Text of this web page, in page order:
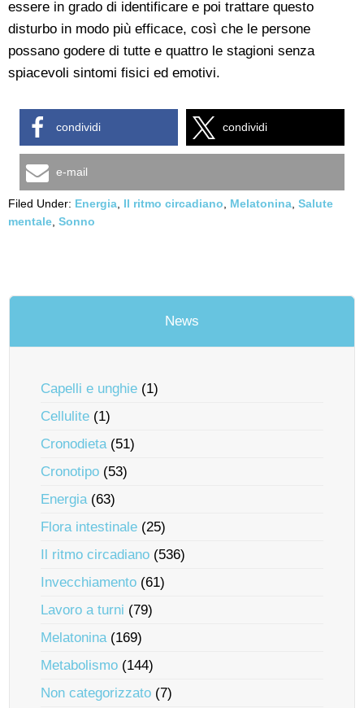
essere in grado di identificare e poi trattare questo
disturbo in modo più efficace, così che le persone
possano godere di tutte e quattro le stagioni senza
spiacevoli sintomi fisici ed emotivi.
condividi condividi
e-mail
Filed Under: Energia Il ritmo circadiano Melatonina Salute
mentale Sonno
News
Capelli e unghie (1)
Cellulite (1)
Cronodieta(51)
Cronotipo (53)
Energia(63)
Flora intestinale (25)
Il ritmo circadiano (536)
Invecchiamento (61)
Lavoro a turni (79)
Melatonina(169)
Metabolismo (144)
Non categorizzato (7)